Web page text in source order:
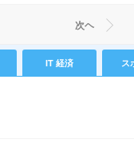
次ヘ
IT 経済 ス